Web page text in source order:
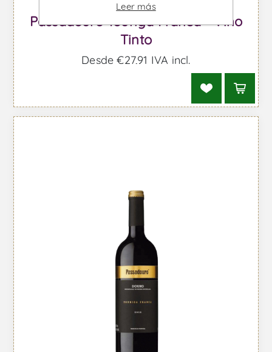
Passadouro Touriga Franca - Vino
Tinto
Desde €27,91 IVA incl.
Leer más